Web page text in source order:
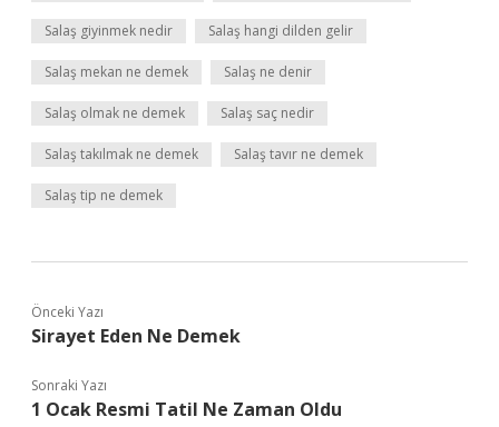
Salaş giyinmek nedir Salaş hangi dilden gelir
Salaş mekan ne demek Salaş ne denir
Salaş olmak ne demek Salaş saç nedir
Salaş takılmak ne demek Salaş tavır ne demek
Salaş tip ne demek
Önceki Yazı
Sirayet Eden Ne Demek
Sonraki Yazı
1 Ocak Resmi Tatil Ne Zaman Oldu